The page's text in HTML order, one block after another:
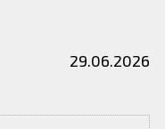
29.06.2026